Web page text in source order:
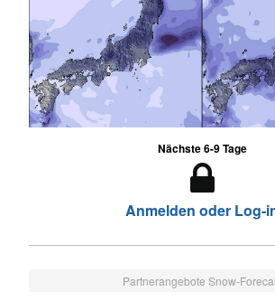
Nächste 6-9 Tage
Anmelden oder Log-
Partnerangebote Snow-